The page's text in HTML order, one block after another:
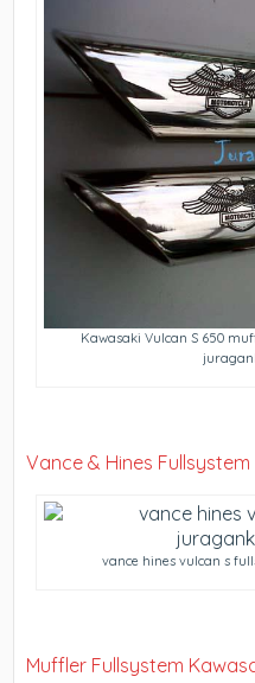
Kawasaki Vulcan S 650
Vance & Hines
vance hines vulcan s
Muffler Fullsystem